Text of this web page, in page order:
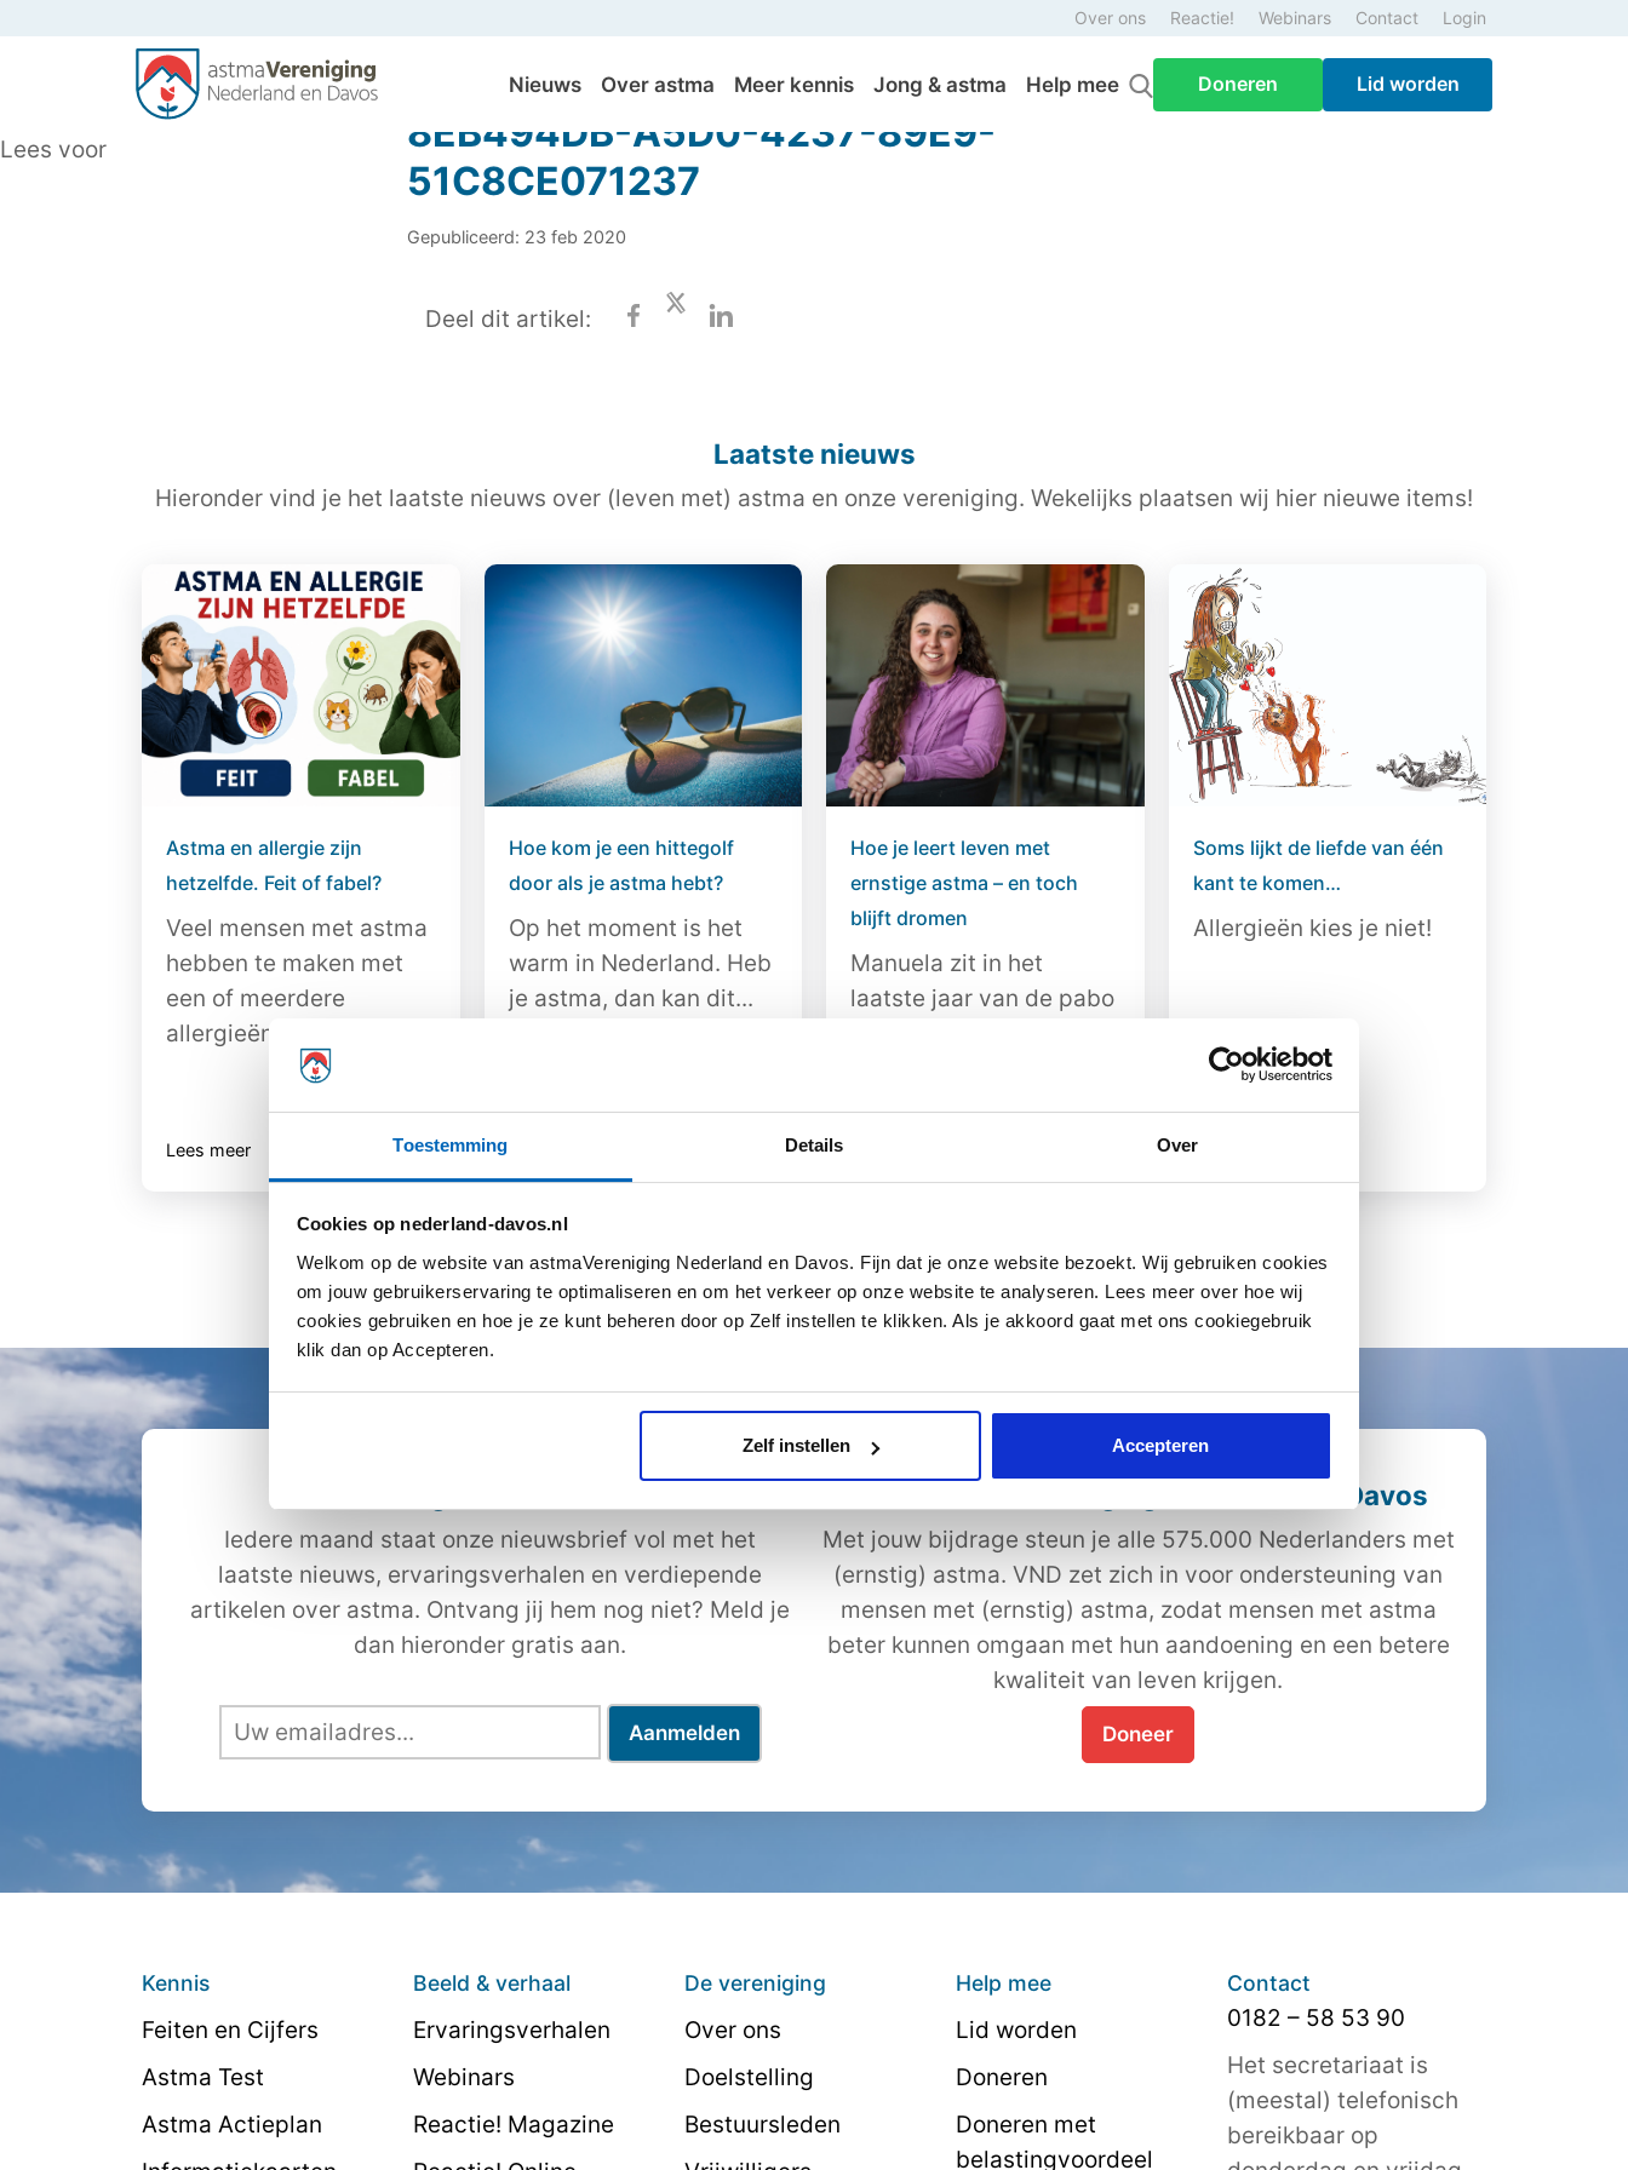
Toestemming Details Over
Cookies op nederland-davos.nl
Welkom op de website van astmaVereniging Nederland en Davos. Fijn dat je onze website bezoekt. Wij gebruiken cookies
om jouw gebruikerservaring te optimaliseren en om het verkeer op onze website te analyseren. Lees meer over hoe wij
cookies gebruiken en hoe je ze kunt beheren door op Zelf instellen te klikken. Als je akkoord gaat met ons cookiegebruik
klik dan op Accepteren.
Zelf instellen Accepteren
Over ons Reactie! Webinars Contact Login
Nieuws Over astma Meer kennis Jong & astma Help mee Doneren Lid worden
Lees voor
8EB494DB-A5D0-4237-89E9-
51C8CE071237
Gepubliceerd: 23 feb 2020
Deel dit artikel:
Laatste nieuws
Hieronder vind je het laatste nieuws over (leven met) astma en onze vereniging. Wekelijks plaatsen wij hier nieuwe items!
Astma en allergie zijn
hetzelfde. Feit of fabel?
Veel mensen met astma
hebben te maken met
een of meerdere
allergieën. Een allergie...
Lees meer
Hoe kom je een hittegolf
door als je astma hebt?
Op het moment is het
warm in Nederland. Heb
je astma, dan kan dit...
Hoe je leert leven met
ernstige astma – en toch
blijft dromen
Manuela zit in het
laatste jaar van de pabo
Soms lijkt de liefde van één
kant te komen…
Allergieën kies je niet!
Lees meer
Alle artikelen
Iedere maand staat onze nieuwsbrief vol met het
laatste nieuws, ervaringsverhalen en verdiepende
artikelen over astma. Ontvang jij hem nog niet? Meld je
dan hieronder gratis aan.
Steun astmaVereniging Nederland en Davos
Met jouw bijdrage steun je alle 575.000 Nederlanders met
(ernstig) astma. VND zet zich in voor ondersteuning van
mensen met (ernstig) astma, zodat mensen met astma
beter kunnen omgaan met hun aandoening en een betere
kwaliteit van leven krijgen.
Doneer
Kennis
Feiten en Cijfers
Astma Test
Astma Actieplan
Beeld & verhaal
Ervaringsverhalen
Webinars
Reactie! Magazine
De vereniging
Over ons
Doelstelling
Bestuursleden
Help mee
Lid worden
Doneren
Doneren met
belastingvoordeel
Contact
0182 – 58 53 90
Het secretariaat is
(meestal) telefonisch
bereikbaar op